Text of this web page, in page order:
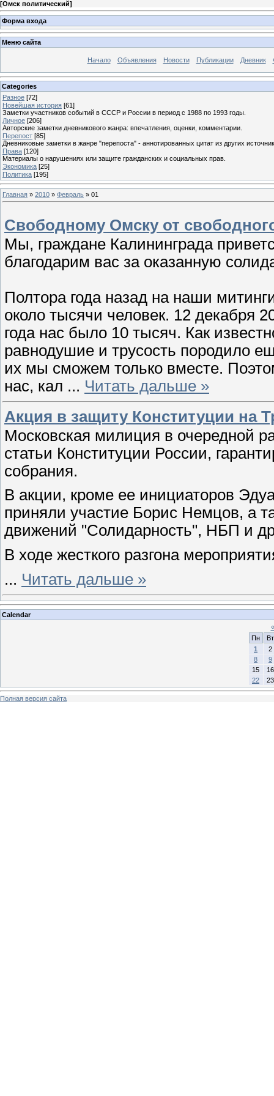
[Омск политический]
Форма входа
Меню сайта
Начало Объявления Новости Публикации Дневник
Categories
Разное [72]
Новейшая история [61]
Заметки участников событий в СССР и России в период с 1988 по 1993 годы.
Личное [206]
Авторские заметки дневникового жанра: впечатления, оценки, комментарии.
Перепост [85]
Дневниковые заметки в жанре "перепоста" - аннотированных цитат из других
Права [120]
Материалы о нарушениях или защите гражданских и социальных прав.
Экономика [25]
Политика [195]
Главная » 2010 » Февраль » 01
Свободному Омску от
Мы, граждане Калининграда
благодарим вас за оказанную
Полтора года назад на наши
около тысячи человек. 12 декабря
года нас было 10 тысяч. Как
равнодушие и трусость породило
их мы сможем только вместе.
нас, кал ... Читать дальше »
Акция в защиту Конституции
Московская милиция в очередной
статьи Конституции России,
собрания.
В акции, кроме ее инициаторов
приняли участие Борис Немцов, а
движений "Солидарность", НБП и
В ходе жесткого разгона
... Читать дальше »
Calendar
«
Пн
Вт
1
2
8
9
15
16
22
23
Полная версия сайта